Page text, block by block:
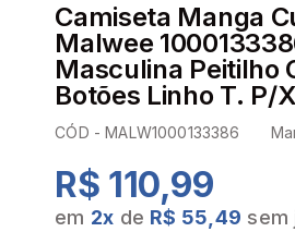
Camiseta Manga
Malwee
Masculina Peitilho
Botões Linho T. P/
CÓD -MALW1000133386
R$ 110,99
em 2x de R$ 55,49 sem